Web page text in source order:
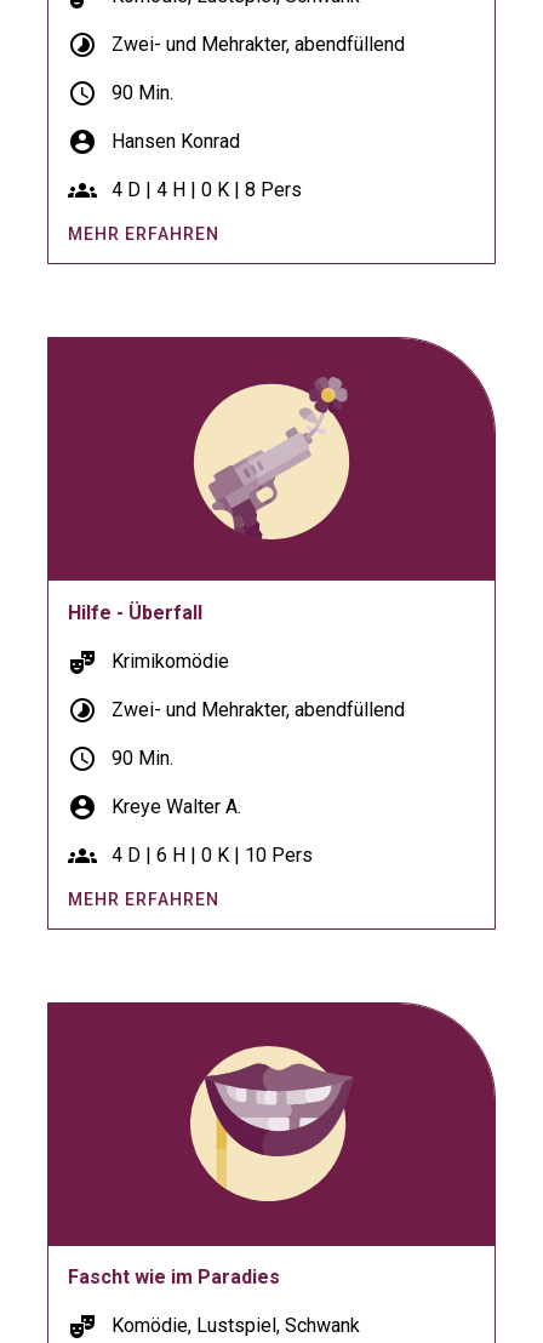
timelapse Zwei- und Mehrakter, abendfüllend
schedule 90 Min.
account_circle Hansen Konrad
groups 4 D | 4 H | 0 K | 8 Pers
MEHR ERFAHREN
Hilfe - Überfall
theater_comedy Krimikomödie
timelapse Zwei- und Mehrakter, abendfüllend
schedule 90 Min.
account_circle Kreye Walter A.
groups 4 D | 6 H | 0 K | 10 Pers
MEHR ERFAHREN
Fascht wie im Paradies
theater_comedy Komödie, Lustspiel, Schwank